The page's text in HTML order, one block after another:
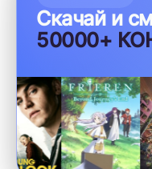
Скачай и
50000+